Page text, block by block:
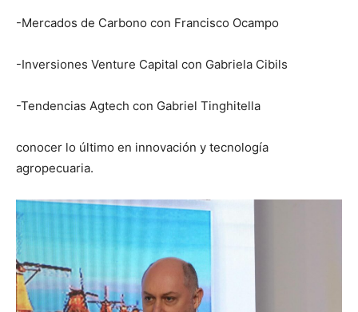
-Mercados de Carbono con Francisco Ocampo
-Inversiones Venture Capital con Gabriela Cibils
-Tendencias Agtech con Gabriel Tinghitella
conocer lo último en innovación y tecnología
agropecuaria.